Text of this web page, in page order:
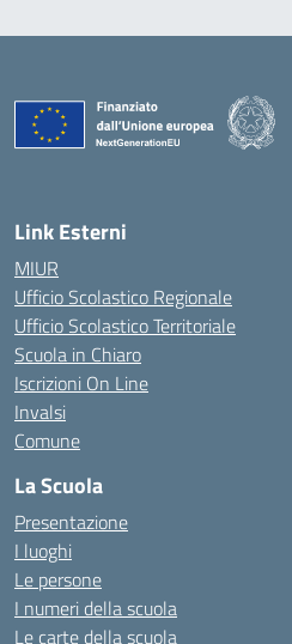
Link Esterni
MIUR
Ufficio Scolastico Regionale
Ufficio Scolastico Territoriale
Scuola in Chiaro
Iscrizioni On Line
Invalsi
Comune
La Scuola
Presentazione
I luoghi
Le persone
I numeri della scuola
Le carte della scuola